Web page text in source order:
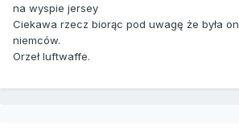
na wyspie jersey
Ciekawa rzecz biorąc pod uwagę że była
niemców.
Orzeł luftwaffe.